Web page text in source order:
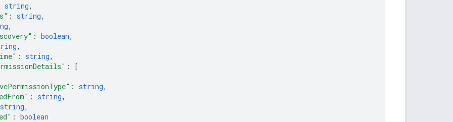
string,
: string,
,
: boolean,
,
: string,
:
[
: string,
: string,
string,
: boolean